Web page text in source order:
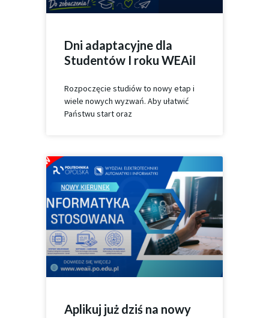
Dni adaptacyjne dla
Studentów I roku WEAiI
Rozpoczęcie studiów to nowy etap i
wiele nowych wyzwań. Aby ułatwić
Państwu start oraz
Aplikuj już dziś na nowy